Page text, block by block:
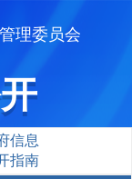
理委员会
信息
指南